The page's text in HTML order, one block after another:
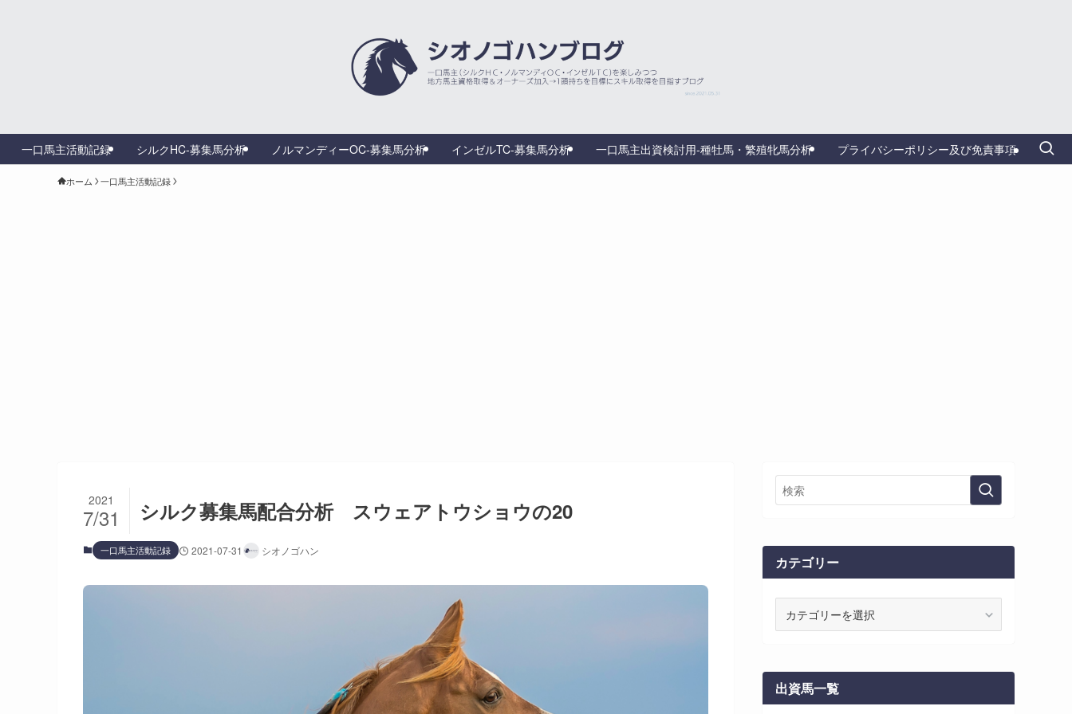
一口馬主活動記録 シルクHC-募集馬分析 ノルマンディーOC-募集馬分析 インゼルTC-募集馬分析 一口馬主出資検討用‐種牡馬・繁殖牝馬分析 プライバシーポリシー及び免責事項
ホーム 一口馬主活動記録
シルク募集馬配合分析 スウェアトウショウの20
2021
7/31
一口馬主活動記録 2021-07-31 シオノゴハン
カテゴリー
ー
出資馬一覧